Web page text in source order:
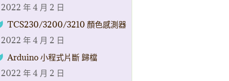
2022 年 4 月 2 日
TCS230/3200/3210 顏色感測器
2022 年 4 月 2 日
Arduino 小程式片斷 歸檔
2022 年 4 月 2 日